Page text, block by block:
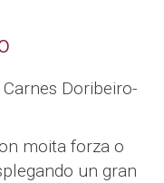
Doribeiro-
moita forza o
un gran